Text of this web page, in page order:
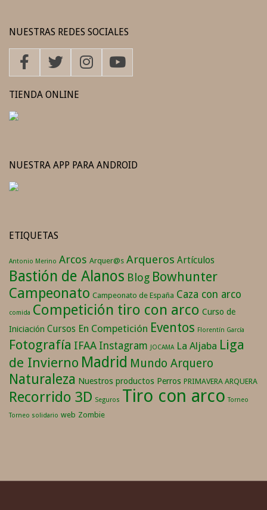
NUESTRAS REDES SOCIALES
TIENDA ONLINE
NUESTRA APP PARA ANDROID
ETIQUETAS
Antonio Merino Arcos Arquer@s Arqueros Artículos
Bastión de Alanos Blog Bowhunter
Campeonato Campeonato de España Caza con arco
comida Competición tiro con arco Curso de
Iniciación Cursos En Competición Eventos Florentín García
Fotografía IFAA Instagram JOCAMA La Aljaba Liga
de Invierno Madrid Mundo Arquero
Naturaleza Nuestros productos Perros PRIMAVERA ARQUERA
Recorrido 3D Seguros Tiro con arco Torneo
Torneo solidario web Zombie